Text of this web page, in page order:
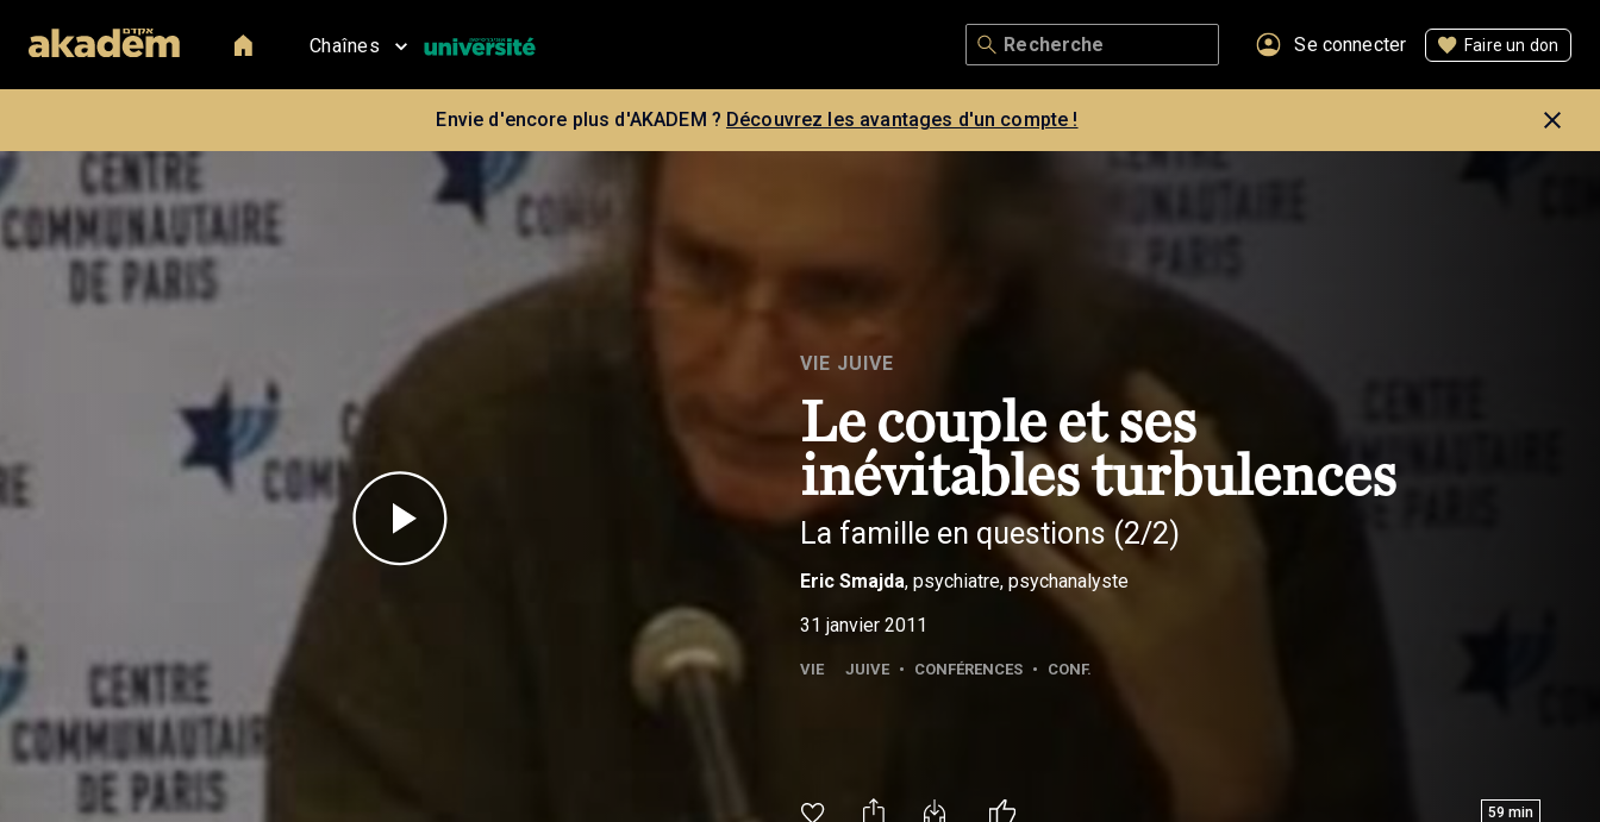
Chaînes Se connecter Faire un don
Envie d'encore plus d'AKADEM ? Découvrez les avantages d'un compte !
VIE JUIVE
Le couple et ses
inévitables turbulences
La famille en questions (2/2)
Eric Smajda, psychiatre, psychanalyste
31 janvier 2011
VIE JUIVE • CONFÉRENCES • CONF.
59 min